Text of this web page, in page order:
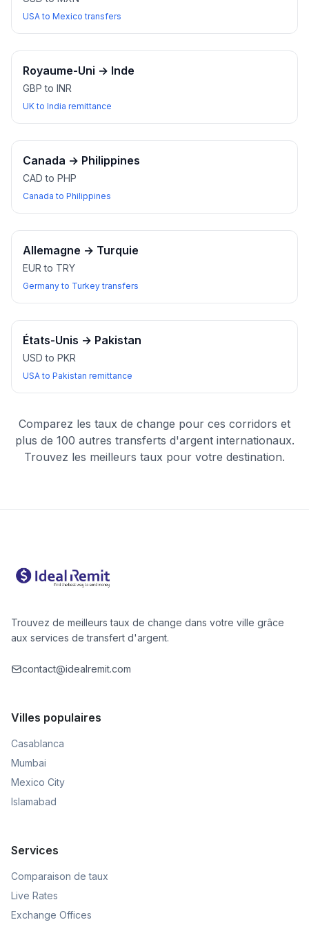
USA to Mexico transfers
Royaume-Uni → Inde
GBP to INR
UK to India remittance
Canada → Philippines
CAD to PHP
Canada to Philippines
Allemagne → Turquie
EUR to TRY
Germany to Turkey transfers
États-Unis → Pakistan
USD to PKR
USA to Pakistan remittance
Comparez les taux de change pour ces corridors et
plus de 100 autres transferts d'argent internationaux.
Trouvez les meilleurs taux pour votre destination.
Trouvez de meilleurs taux de change dans votre ville grâce
aux services de transfert d'argent.
contact@idealremit.com
Villes populaires
Casablanca
Mumbai
Mexico City
Islamabad
Services
Comparaison de taux
Live Rates
Exchange Offices